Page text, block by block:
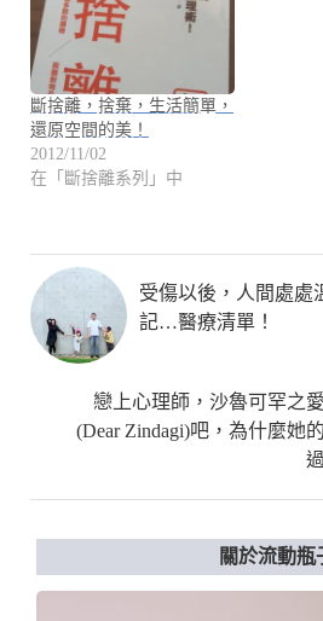
斷捨離，捨棄，生活簡單，
還原空間的美！
2012/11/02
在「斷捨離系列」中
受傷以後，人間處處
記…醫療清單！
戀上心理師，沙魯可罕之
(Dear Zindagi)吧，為什麼她
關於流動瓶